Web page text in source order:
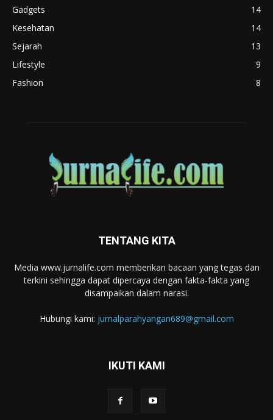
Gadgets
14
Kesehatan
14
Sejarah
13
Lifestyle
9
Fashion
8
TENTANG KITA
Media www.jurnalife.com memberikan bacaan yang tegas dan
terkini sehingga dapat dipercaya dengan fakta-fakta yang
disampaikan dalam narasi.
Hubungi kami: jurnalparahyangan689@gmail.com
IKUTI KAMI